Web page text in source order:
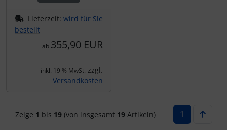
Lieferzeit: wird für Sie
bestellt
ab 355,90 EUR
inkl. 19 % MwSt. zzgl.
Versandkosten
Zeige 1 bis 19(von insgesamt 19Artikeln) 1